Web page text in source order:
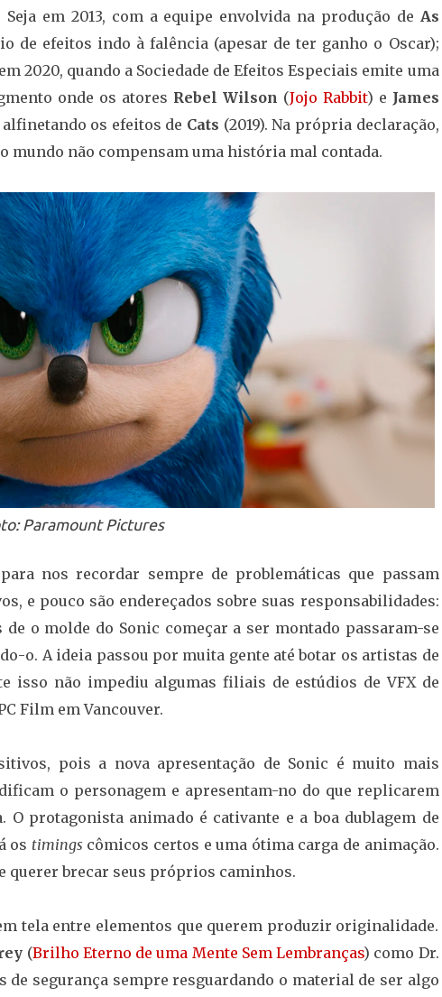
em 2013, com a equipe envolvida na produção de As
de efeitos indo à falência (apesar de ter ganho o Oscar);
2020, quando a Sociedade de Efeitos Especiais emite uma
onde os atores Rebel Wilson (Jojo Rabbit) e James
os efeitos de Cats (2019). Na própria declaração,
mundo não compensam uma história mal contada.
Paramount Pictures
nos recordar sempre de problemáticas que passam
e pouco são endereçados sobre suas responsabilidades:
o molde do Sonic começar a ser montado passaram-se
o. A ideia passou por muita gente até botar os artistas de
isso não impediu algumas filiais de estúdios de VFX de
Film em Vancouver.
pois a nova apresentação de Sonic é muito mais
o personagem e apresentam-no do que replicarem
protagonista animado é cativante e a boa dublagem de
os timings cômicos certos e uma ótima carga de animação.
querer brecar seus próprios caminhos.
tela entre elementos que querem produzir originalidade.
(Brilho Eterno de uma Mente Sem Lembranças) como Dr.
de segurança sempre resguardando o material de ser algo